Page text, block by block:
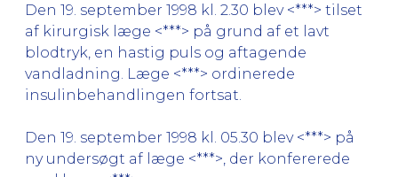
Den 19. september 1998 kl. 2.30 blev <***> tilset
af kirurgisk læge <***> på grund af et lavt
blodtryk, en hastig puls og aftagende
vandladning. Læge <***> ordinerede
insulinbehandlingen fortsat.
Den 19. september 1998 kl. 05.30 blev <***> på
ny undersøgt af læge <***>, der konfererede